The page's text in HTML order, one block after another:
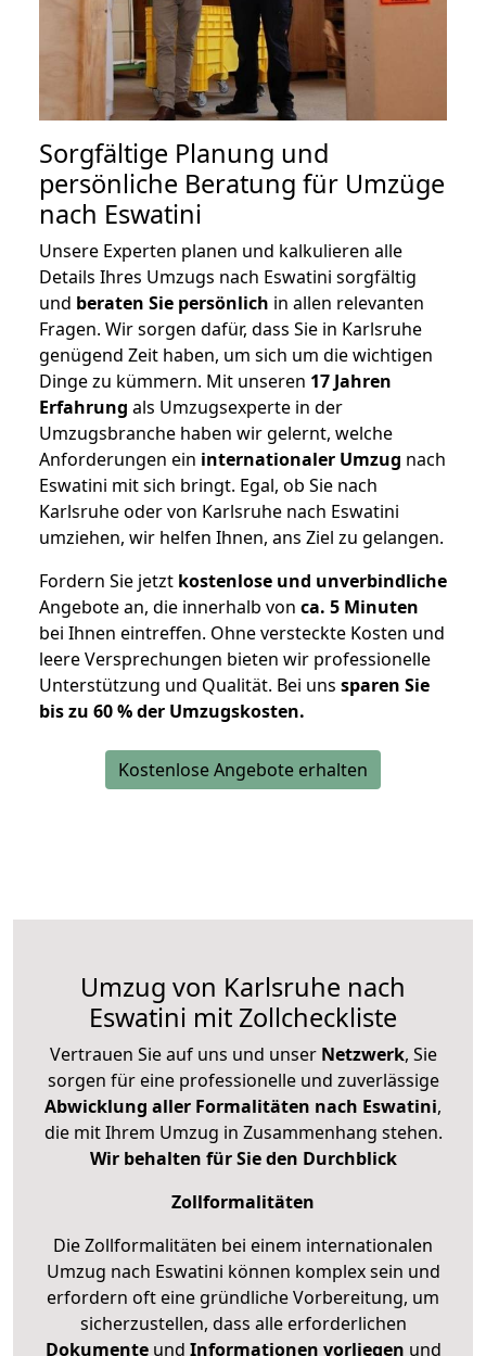
Sorgfältige Planung und
persönliche Beratung für Umzüge
nach Eswatini
Unsere Experten planen und kalkulieren alle
Details Ihres Umzugs nach Eswatini sorgfältig
und beraten Sie persönlich in allen relevanten
Fragen. Wir sorgen dafür, dass Sie in Karlsruhe
genügend Zeit haben, um sich um die wichtigen
Dinge zu kümmern. Mit unseren 17 Jahren
Erfahrung als Umzugsexperte in der
Umzugsbranche haben wir gelernt, welche
Anforderungen ein internationaler Umzug nach
Eswatini mit sich bringt. Egal, ob Sie nach
Karlsruhe oder von Karlsruhe nach Eswatini
umziehen, wir helfen Ihnen, ans Ziel zu gelangen.
Fordern Sie jetzt kostenlose und unverbindliche
Angebote an, die innerhalb von ca. 5 Minuten
bei Ihnen eintreffen. Ohne versteckte Kosten und
leere Versprechungen bieten wir professionelle
Unterstützung und Qualität. Bei uns sparen Sie
bis zu 60 % der Umzugskosten.
Kostenlose Angebote erhalten
Umzug von Karlsruhe nach
Eswatini mit Zollcheckliste
Vertrauen Sie auf uns und unser Netzwerk, Sie
sorgen für eine professionelle und zuverlässige
Abwicklung aller Formalitäten nach Eswatini,
die mit Ihrem Umzug in Zusammenhang stehen.
Wir behalten für Sie den Durchblick
Zollformalitäten
Die Zollformalitäten bei einem internationalen
Umzug nach Eswatini können komplex sein und
erfordern oft eine gründliche Vorbereitung, um
sicherzustellen, dass alle erforderlichen
Dokumenteund Informationen vorliegen und